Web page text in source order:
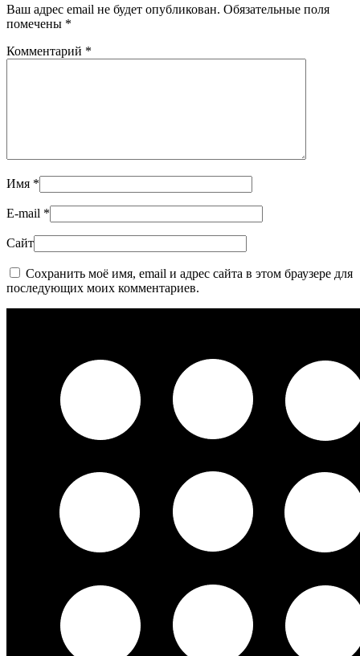
Ваш адрес email не будет опубликован. Обязательные поля
помечены *
Комментарий *
Имя *
E-mail *
Сайт
Сохранить моё имя, email и адрес сайта в этом браузере для
последующих моих комментариев.